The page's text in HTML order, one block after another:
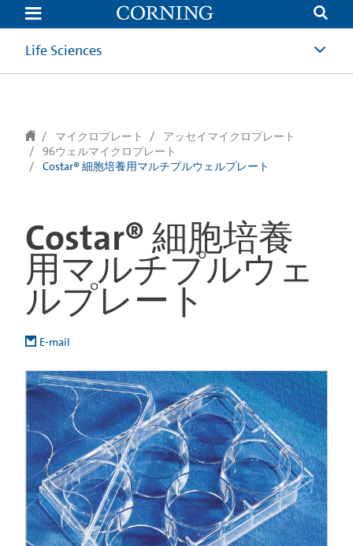
text.skipToContent
text.skipToNavigation
Life Sciences
マイクロプレート
アッセイマイクロプレート
96ウェルマイクロプレート
Costar® 細胞培養用マルチプルウェルプレート
Costar® 細胞培養
用マルチプルウェ
ルプレート
E-mail